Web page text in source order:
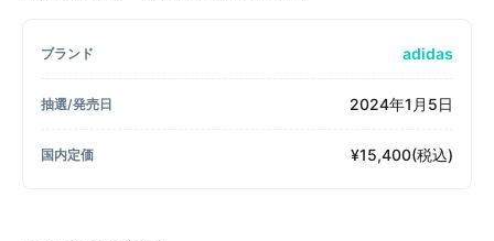
ブランド adidas
抽選/発売日 2024年1月5日
国内定価 ¥15,400(税込)